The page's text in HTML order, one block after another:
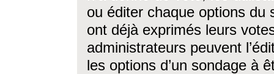
ou éditer chaque options du
ont déjà exprimés leurs
administrateurs peuvent
les options d’un sondage à